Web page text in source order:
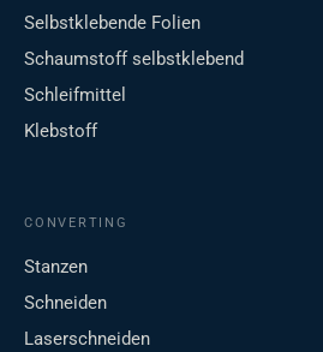
Selbstklebende Folien
Schaumstoff selbstklebend
Schleifmittel
Klebstoff
CONVERTING
Stanzen
Schneiden
Laserschneiden